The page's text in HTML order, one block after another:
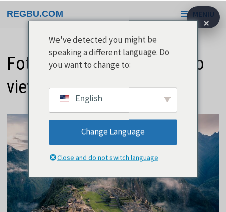
prie
REGBU.COM MENIU
Fotogeniškiausios pasaulio
vietos
×
We've detected you might be
speaking a different language. Do
you want to change to:
English
Change Language
Close and do not switch language